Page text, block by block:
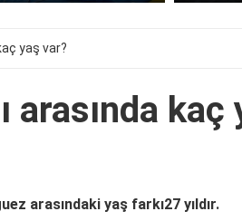
yaş var?
arasında kaç
arasındaki yaş farkı27 yıldır.